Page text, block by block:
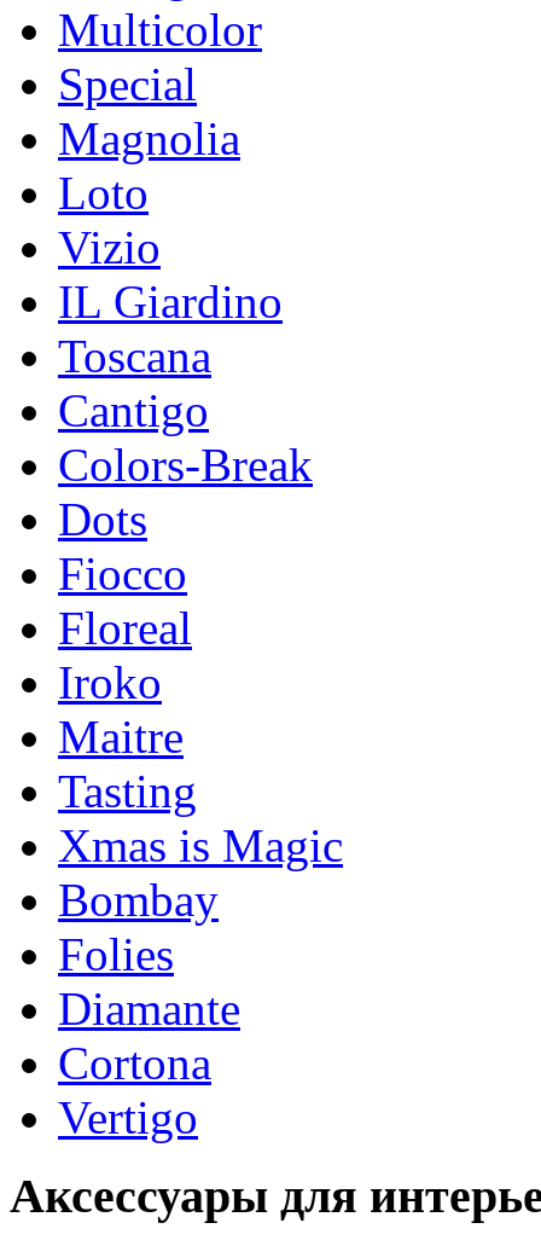
Multicolor
Special
Magnolia
Loto
Vizio
IL Giardino
Toscana
Cantigo
Colors-Break
Dots
Fiocco
Floreal
Iroko
Maitre
Tasting
Xmas is Magic
Bombay
Folies
Diamante
Cortona
Vertigo
Аксессуары для